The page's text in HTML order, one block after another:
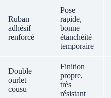
Ruban
adhésif
renforcé
Pose
rapide,
bonne
étanchéité
temporaire
Double
ourlet
cousu
Finition
propre,
très
résistant